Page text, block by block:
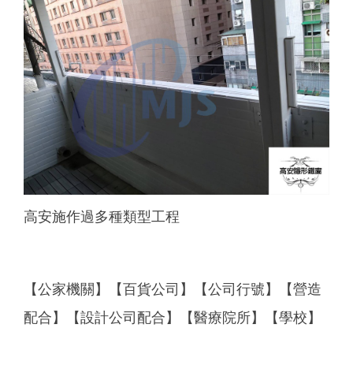
高安施作過多種類型工程
【公家機關】【百貨公司】【公司行號】【營造
配合】【設計公司配合】【醫療院所】【學校】